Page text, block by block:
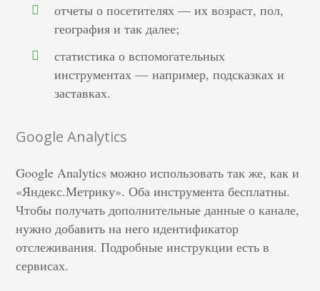
отчеты о посетителях — их возраст, пол,
география и так далее;
статистика о вспомогательных
инструментах — например, подсказках и
заставках.
Google Analytics
Google Analytics можно использовать так же, как и
«Яндекс.Метрику». Оба инструмента бесплатны.
Чтобы получать дополнительные данные о канале,
нужно добавить на него идентификатор
отслеживания. Подробные инструкции есть в
сервисах.